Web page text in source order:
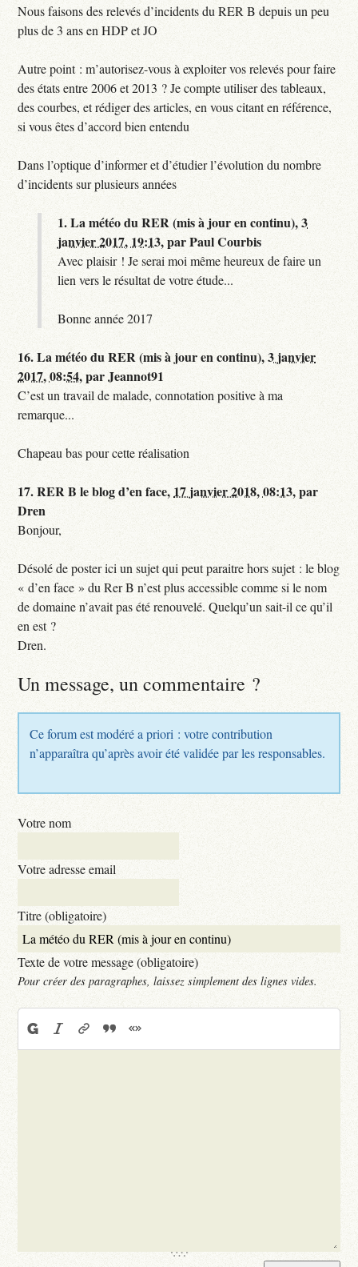
Nous faisons des relevés d’incidents du RER B depuis un peu
plus de 3 ans en HDP et JO
Autre point : m’autorisez-vous à exploiter vos relevés pour faire
des états entre 2006 et 2013 ? Je compte utiliser des tableaux,
des courbes, et rédiger des articles, en vous citant en référence,
si vous êtes d’accord bien entendu
Dans l’optique d’informer et d’étudier l’évolution du nombre
d’incidents sur plusieurs années
1.La météo du RER (mis à jour en continu),3
janvier 2017, 19:13,parPaul Courbis
Avec plaisir ! Je serai moi même heureux de faire un
lien vers le résultat de votre étude...
Bonne année 2017
16.La météo du RER (mis à jour en continu),3 janvier
2017, 08:54,parJeannot91
C’est un travail de malade, connotation positive à ma
remarque...
Chapeau bas pour cette réalisation
17.RER B le blog d’en face, 17 janvier 2018, 08:13,par
Dren
Bonjour,
Désolé de poster ici un sujet qui peut paraitre hors sujet : le blog
« d’en face » du Rer B n’est plus accessible comme si le nom
de domaine n’avait pas été renouvelé. Quelqu’un sait-il ce qu’il
en est ?
Dren.
Un message, un commentaire ?
Ce forum est modéré a priori : votre contribution
n’apparaîtra qu’après avoir été validée par les responsables.
Votre nom
Votre adresse email
Titre (obligatoire)
Texte de votre message (obligatoire)
Pour créer des paragraphes, laissez simplement des lignes vides.